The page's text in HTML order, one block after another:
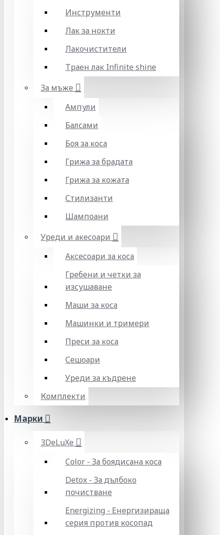
Инструменти
Лак за нокти
Лакочистители
Траен лак Infinite shine
За мъже
Ампули
Балсами
Боя за коса
Грижа за брадата
Грижа за кожата
Стилизанти
Шампоани
Уреди и акесоари
Аксесоари за коса
Гребени и четки за
изсушаване
Маши за коса
Машинки и тримери
Преси за коса
Сешоари
Уреди за къдрене
Комплекти
Марки
3DeLuXe
Color - За боядисана коса
Detox - За дълбоко
почистване
Energizing - Енергизираща
серия против косопад